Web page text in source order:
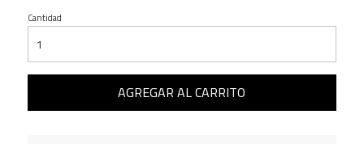
Cantidad
AGREGAR AL CARRITO